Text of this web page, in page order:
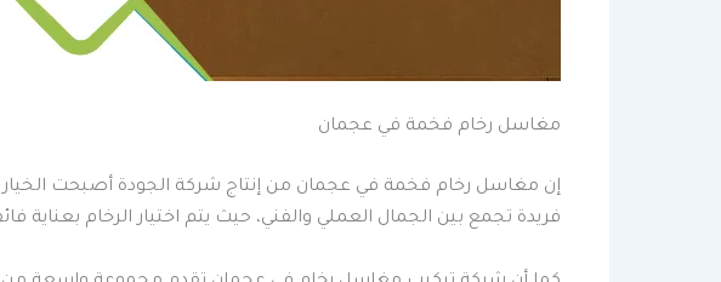
مغاسل رخام فخمة في عجمان
إن مغاسل رخام فخمة في عجمان من إنتاج شركة الجودة أصبحت الخيار
فريدة تجمع بين الجمال العملي والفني، حيث يتم اختيار الرخام